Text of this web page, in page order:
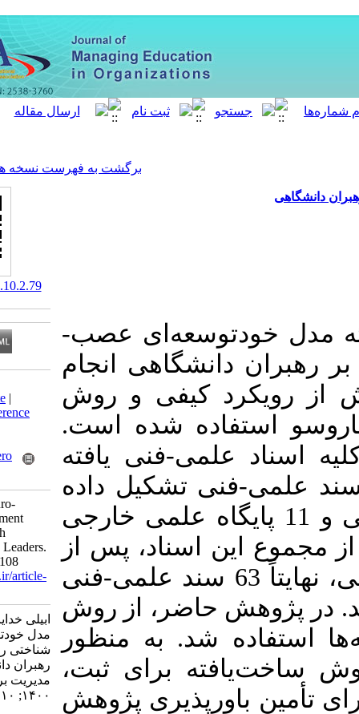
برگشت به فهرست نسخه ها
عصب-
انجام
کیفی و روش
شده است.
فنی یافته
تشکیل داده
علمی داخلی و 11 پایگاه علمی خارجی
اسناد، پس از
گزینش موضوعی و محتوایی، نهایتاً 63 سند علمی-فنی
حاضر، از روش
شد. به منظور
برای ثبت،
پژوهش
‎ 10.52547/MEO.10.2.79
Download citation:
BibTeX
RIS |EndNote
|
Medlars
ProCite|Reference
RefWorks
Mendeley
Zotero
Abili K, Mazari E. Neuro-
Cognitive Self-development
Model for Leaders: With
Emphasis on Academic Leaders.
MEO 2021; 10 (2) :79-108
URL:http://journalieaa.ir/article-
1-219-fa.html
ابیلی خدایار، مزاری ابراهیم.
مدل خودتوسعه‌ای عصب-
شناختی رهبران: با تأکید بر
رهبران دانشگاهی. نشریه
مديريت بر آموزش سازمانها.
۱۴۰۰; ۱۰ (۲) :۷۹-۱۰۸